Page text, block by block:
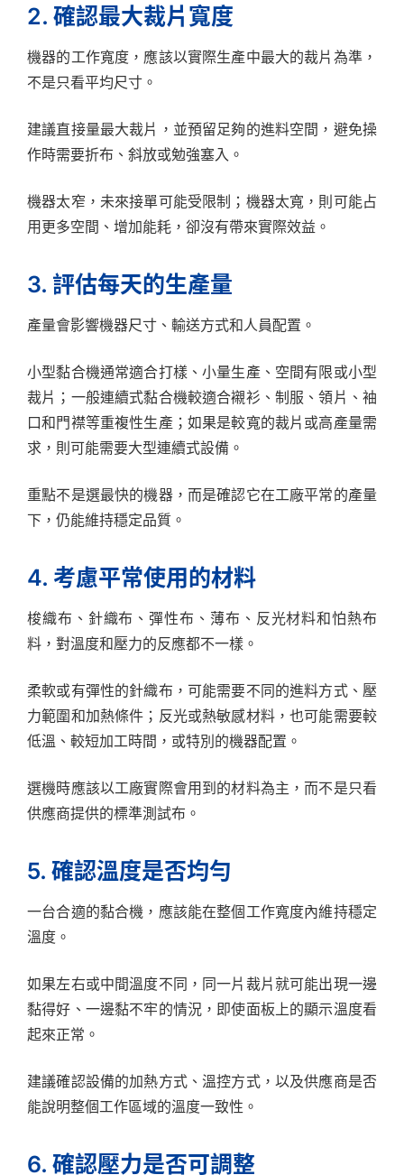
2. 確認最大裁片寬度
機器的工作寬度，應該以實際生產中最大的裁片為準，
不是只看平均尺寸。
建議直接量最大裁片，並預留足夠的進料空間，避免操
作時需要折布、斜放或勉強塞入。
機器太窄，未來接單可能受限制；機器太寬，則可能占
用更多空間、增加能耗，卻沒有帶來實際效益。
3. 評估每天的生產量
產量會影響機器尺寸、輸送方式和人員配置。
小型黏合機通常適合打樣、小量生產、空間有限或小型
裁片；一般連續式黏合機較適合襯衫、制服、領片、袖
口和門襟等重複性生產；如果是較寬的裁片或高產量需
求，則可能需要大型連續式設備。
重點不是選最快的機器，而是確認它在工廠平常的產量
下，仍能維持穩定品質。
4. 考慮平常使用的材料
梭織布、針織布、彈性布、薄布、反光材料和怕熱布
料，對溫度和壓力的反應都不一樣。
柔軟或有彈性的針織布，可能需要不同的進料方式、壓
力範圍和加熱條件；反光或熱敏感材料，也可能需要較
低溫、較短加工時間，或特別的機器配置。
選機時應該以工廠實際會用到的材料為主，而不是只看
供應商提供的標準測試布。
5. 確認溫度是否均勻
一台合適的黏合機，應該能在整個工作寬度內維持穩定
溫度。
如果左右或中間溫度不同，同一片裁片就可能出現一邊
黏得好、一邊黏不牢的情況，即使面板上的顯示溫度看
起來正常。
建議確認設備的加熱方式、溫控方式，以及供應商是否
能說明整個工作區域的溫度一致性。
6. 確認壓力是否可調整